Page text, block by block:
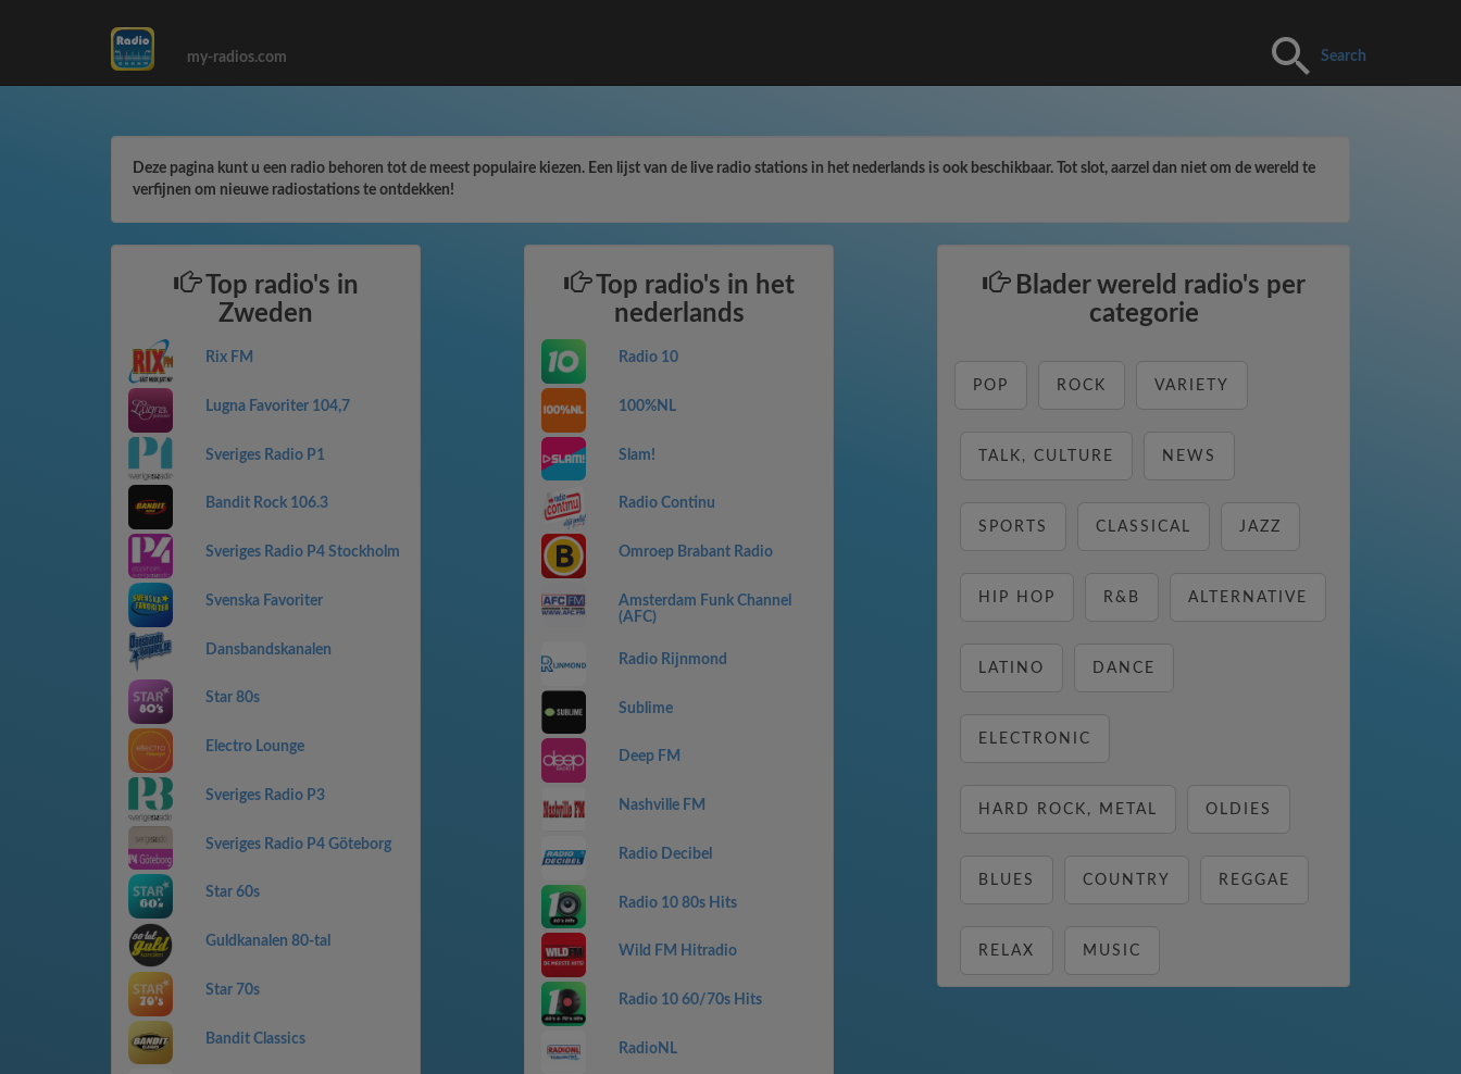
my-radios.com Search
Deze pagina kunt u een radio behoren tot de meest populaire kiezen. Een lijst van de live radio stations in het nederlands is ook beschikbaar. Tot slot, aarzel dan niet om de wereld te
verfijnen om nieuwe radiostations te ontdekken!
Top radio's in
Zweden
Rix FM
Lugna Favoriter 104,7
Sveriges Radio P1
Bandit Rock 106.3
Sveriges Radio P4 Stockholm
Svenska Favoriter
Dansbandskanalen
Star 80s
Electro Lounge
Sveriges Radio P3
Sveriges Radio P4 Göteborg
Star 60s
Guldkanalen 80-tal
Star 70s
Bandit Classics
Top radio's in het
nederlands
Radio 10
100%NL
Slam!
Radio Continu
Omroep Brabant Radio
Amsterdam Funk Channel
(AFC)
Radio Rijnmond
Sublime
Deep FM
Nashville FM
Radio Decibel
Radio 10 80s Hits
Wild FM Hitradio
Radio 10 60/70s Hits
RadioNL
Blader wereld radio's per
categorie
POP ROCK VARIETY
TALK, CULTURE NEWS
SPORTS CLASSICAL JAZZ
HIP HOP R&B ALTERNATIVE
LATINO DANCE
ELECTRONIC
HARD ROCK, METAL OLDIES
BLUES COUNTRY REGGAE
RELAX MUSIC